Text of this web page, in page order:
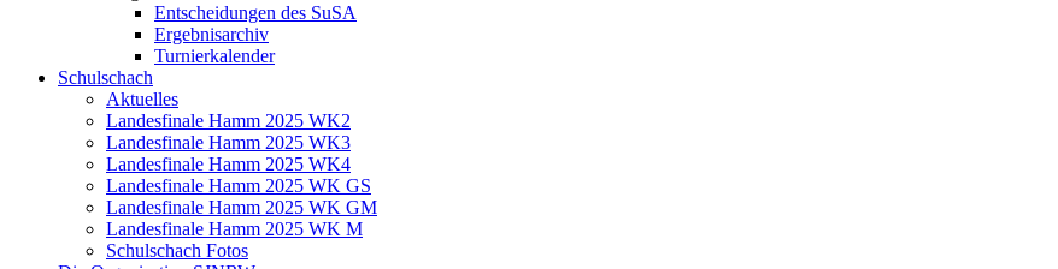
Entscheidungen des SuSA
Ergebnisarchiv
Turnierkalender
Schulschach
Aktuelles
Landesfinale Hamm 2025 WK2
Landesfinale Hamm 2025 WK3
Landesfinale Hamm 2025 WK4
Landesfinale Hamm 2025 WK GS
Landesfinale Hamm 2025 WK GM
Landesfinale Hamm 2025 WK M
Schulschach Fotos